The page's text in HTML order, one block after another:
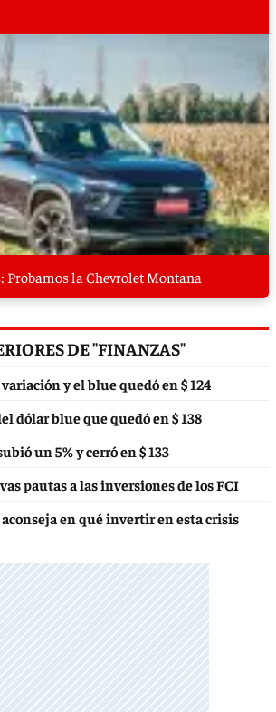
Probamos la Chevrolet Montana
DE "FINANZAS"
y el blue quedó en $ 124
dólar blue que quedó en $ 138
un 5% y cerró en $ 133
pautas a las inversiones de los FCI
en qué invertir en esta crisis